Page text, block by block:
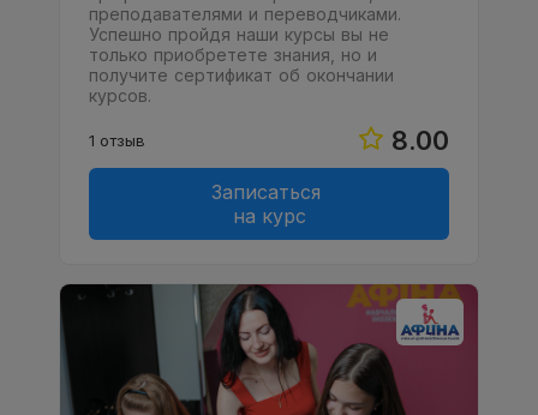
преподавателями и переводчиками.
Успешно пройдя наши курсы вы не
только приобретете знания, но и
получите сертификат об окончании
курсов.
8.00
1 отзыв
Записаться
на курс